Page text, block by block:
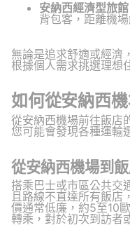
安納西經濟型旅館
背包客，距離機
無論是追求舒適或經濟
根據個人需求挑選理想
如何從安納西
從安納西機場前往飯店
您可能會發現各種運輸
從安納西機場到
搭乘巴士或市區公共交
且路線不直達所有飯店
價通常低廉，約5至10
轉乘，對於初次到訪者